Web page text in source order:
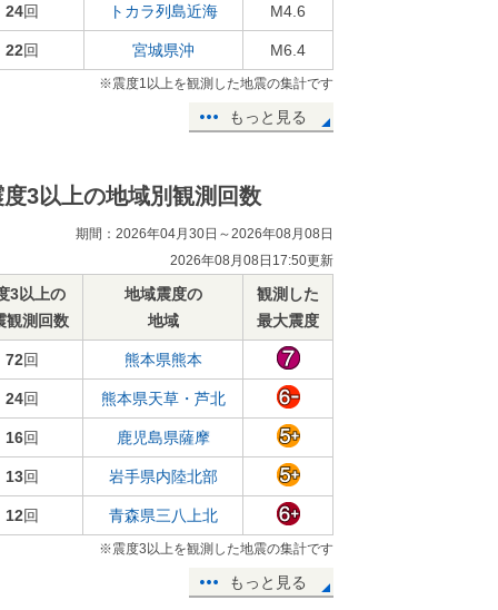
24回 トカラ列島近海 M4.6
22回 宮城県沖 M6.4
※震度1以上を観測した地震の集計です
もっと見る
度3以上の地域別観測回数
期間：2026年04月30日～2026年08月08日
2026年08月08日17:50更新
3以上の
観測回数
地域震度の
地域
観測した
最大震度
72回 熊本県熊本
24回 熊本県天草・芦北
16回 鹿児島県薩摩
13回 岩手県内陸北部
12回 青森県三八上北
※震度3以上を観測した地震の集計です
もっと見る